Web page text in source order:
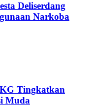
Deliserdang
Narkoba
Tingkatkan
Muda